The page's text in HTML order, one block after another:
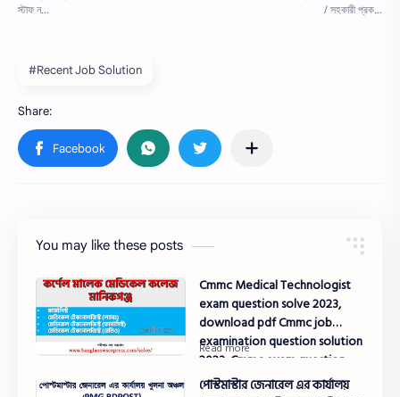
#Recent Job Solution
You may like these posts
Cmmc Medical Technologist
exam question solve 2023,
download pdf Cmmc job
examination question solution
2023, Cmmc exam question
solution 2023
পোস্টমাস্টার জেনারেল এর কার্যালয়